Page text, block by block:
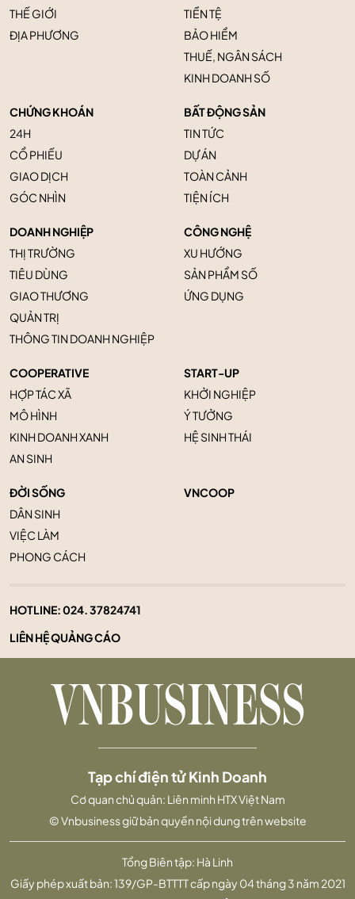
THẾ GIỚI
ĐỊA PHƯƠNG
TIỀN TỆ
BẢO HIỂM
THUẾ, NGÂN SÁCH
KINH DOANH SỐ
CHỨNG KHOÁN
24H
CỔ PHIẾU
GIAO DỊCH
GÓC NHÌN
BẤT ĐỘNG SẢN
TIN TỨC
DỰ ÁN
TOÀN CẢNH
TIỆN ÍCH
DOANH NGHIỆP
THỊ TRƯỜNG
TIÊU DÙNG
GIAO THƯƠNG
QUẢN TRỊ
THÔNG TIN DOANH NGHIỆP
CÔNG NGHỆ
XU HƯỚNG
SẢN PHẨM SỐ
ỨNG DỤNG
COOPERATIVE
HỢP TÁC XÃ
MÔ HÌNH
KINH DOANH XANH
AN SINH
START-UP
KHỞI NGHIỆP
Ý TƯỞNG
HỆ SINH THÁI
ĐỜI SỐNG
DÂN SINH
VIỆC LÀM
PHONG CÁCH
VNCOOP
HOTLINE:024. 37824741
LIÊN HỆ QUẢNG CÁO
Tổng Biên tập: Hà Linh
Giấy phép xuất bản: 139/GP-BTTTT cấp ngày 04 tháng 3 năm 2021
Tạp chí điện tử Kinh Doanh
Cơ quan chủ quản: Liên minh HTX Việt Nam
© Vnbusiness giữ bản quyền nội dung trên website